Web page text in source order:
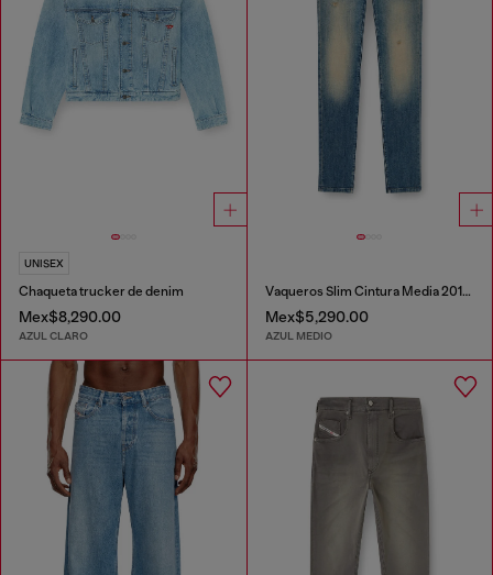
UNISEX
Chaqueta trucker de denim
Mex$8,290.00
AZUL CLARO
Vaqueros Slim Cintura Media 2019 D-Strukt
Mex$5,290.00
AZUL MEDIO